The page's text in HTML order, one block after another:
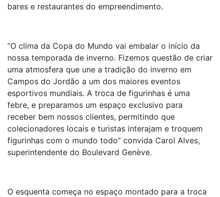
bares e restaurantes do empreendimento.
“O clima da Copa do Mundo vai embalar o início da
nossa temporada de inverno. Fizemos questão de criar
uma atmosfera que une a tradição do inverno em
Campos do Jordão a um dos maiores eventos
esportivos mundiais. A troca de figurinhas é uma
febre, e preparamos um espaço exclusivo para
receber bem nossos clientes, permitindo que
colecionadores locais e turistas interajam e troquem
figurinhas com o mundo todo” convida Carol Alves,
superintendente do Boulevard Genève.
O esquenta começa no espaço montado para a troca